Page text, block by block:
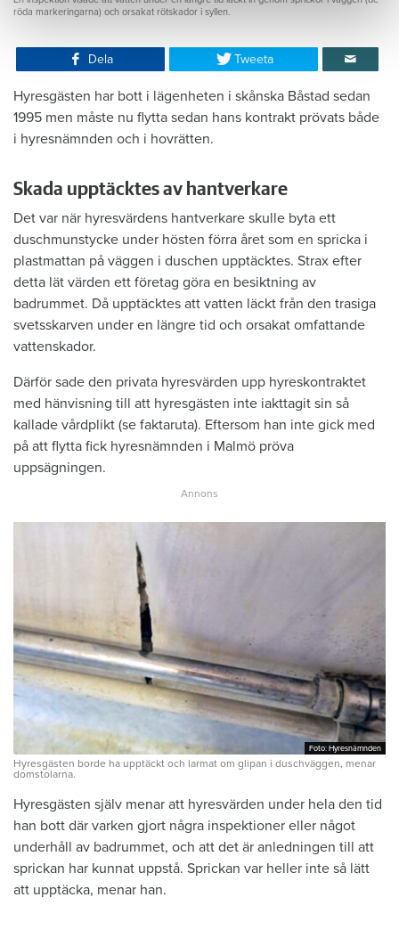
röda markeringarna) och orsakat rötskador i syllen.
Dela Tweeta
Hyresgästen har bott i lägenheten i skånska Båstad sedan
1995 men måste nu flytta sedan hans kontrakt prövats både
i hyresnämnden och i hovrätten.
Skada upptäcktes av hantverkare
Det var när hyresvärdens hantverkare skulle byta ett
duschmunstycke under hösten förra året som en spricka i
plastmattan på väggen i duschen upptäcktes. Strax efter
detta lät värden ett företag göra en besiktning av
badrummet. Då upptäcktes att vatten läckt från den trasiga
svetsskarven under en längre tid och orsakat omfattande
vattenskador.
Därför sade den privata hyresvärden upp hyreskontraktet
med hänvisning till att hyresgästen inte iakttagit sin så
kallade vårdplikt (se faktaruta). Eftersom han inte gick med
på att flytta fick hyresnämnden i Malmö pröva
uppsägningen.
Foto: Hyresnämnden
Foto: Hyresnämnden
Hyresgästen borde ha upptäckt och larmat om glipan i duschväggen, menar
domstolarna.
Hyresgästen själv menar att hyresvärden under hela den tid
han bott där varken gjort några inspektioner eller något
underhåll av badrummet, och att det är anledningen till att
sprickan har kunnat uppstå. Sprickan var heller inte så lätt
att upptäcka, menar han.